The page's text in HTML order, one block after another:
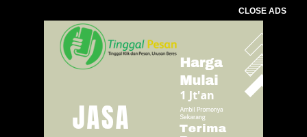
CLOSE ADS